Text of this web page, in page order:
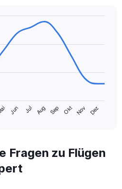
Jun Jul Aug Sep Okt Nov Dez
Fragen zu Flügen